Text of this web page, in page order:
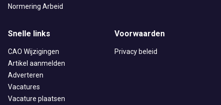
Normering Arbeid
Snelle links
CAO Wijzigingen
Artikel aanmelden
Adverteren
Vacatures
Vacature plaatsen
Voorwaarden
Privacy beleid